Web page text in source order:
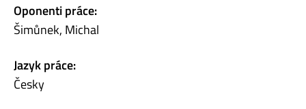
Oponenti práce:
Šimůnek, Michal
Jazyk práce:
Česky